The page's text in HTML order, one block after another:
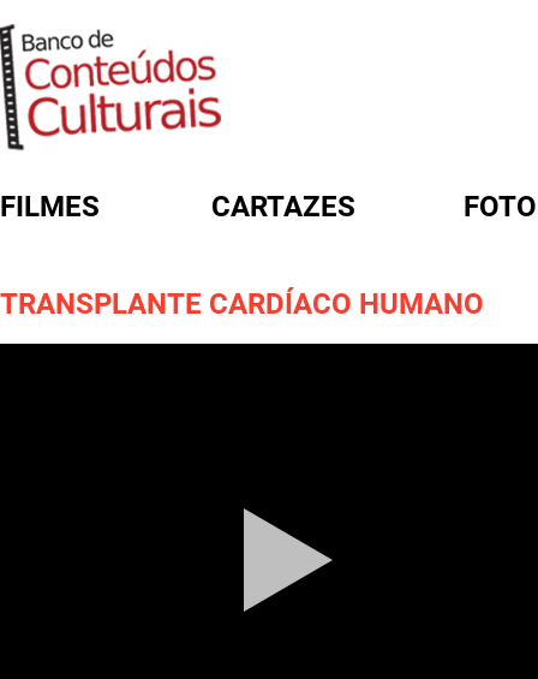
FILMES CARTAZES
TRANSPLANTE CARDÍACO HUMANO
FORMULÁRIO DE BUSCA